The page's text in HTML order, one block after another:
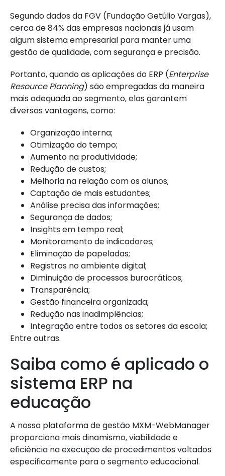
Segundo dados da FGV (Fundação Getúlio Vargas),
cerca de 84% das empresas nacionais já usam
algum sistema empresarial para manter uma
gestão de qualidade, com segurança e precisão.
Portanto, quando as aplicações do ERP (Enterprise
Resource Planning) são empregadas da maneira
mais adequada ao segmento, elas garantem
diversas vantagens, como:
Organização interna;
Otimização do tempo;
Aumento na produtividade;
Redução de custos;
Melhoria na relação com os alunos;
Captação de mais estudantes;
Análise precisa das informações;
Segurança de dados;
Insights em tempo real;
Monitoramento de indicadores;
Eliminação de papeladas;
Registros no ambiente digital;
Diminuição de processos burocráticos;
Transparência;
Gestão financeira organizada;
Redução nas inadimplências;
Integração entre todos os setores da escola;
Entre outras.
Saiba como é aplicado o
sistema ERP na
educação
A nossa plataforma de gestão MXM-WebManager
proporciona mais dinamismo, viabilidade e
eficiência na execução de procedimentos voltados
especificamente para o segmento educacional.